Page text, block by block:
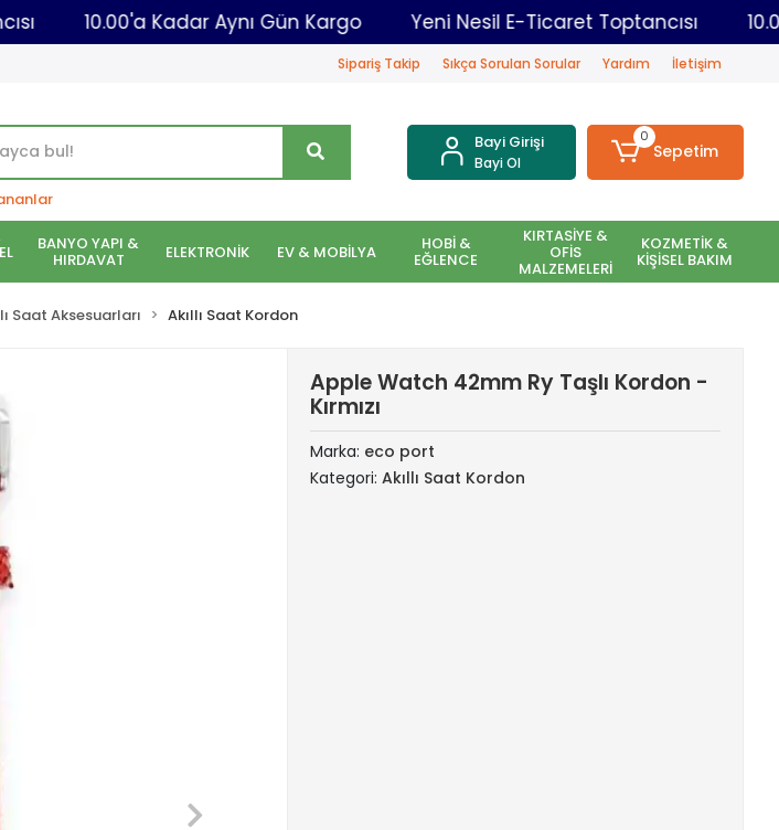
10.00'a Kadar Aynı Gün Kargo Yeni Nesil E-Ticaret Toptancısı
Sipariş Takip Sıkça Sorulan Sorular Yardım İletişim
Bayi Girişi
Bayi Ol
0
Sepetim
BANYO YAPI &
HIRDAVAT ELEKTRONİK EV & MOBİLYA HOBİ &
EĞLENCE
KIRTASİYE &
OFİS
MALZEMELERİ
KOZMETİK &
KİŞİSEL BAKIM
Saat Aksesuarları Akıllı Saat Kordon
Apple Watch 42mm Ry Taşlı Kordon -
Kırmızı
Marka: eco port
Kategori:Akıllı Saat Kordon